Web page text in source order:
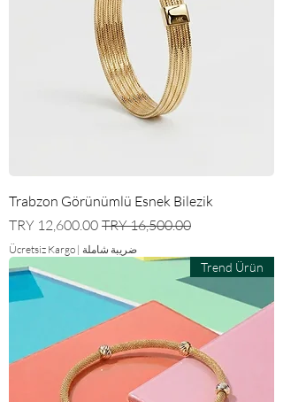
Trabzon Görünümlü Esnek Bilezik
سعر عادي
سعر البيع
ضريبة شاملة |
Ücretsiz Kargo
Trend Ürün